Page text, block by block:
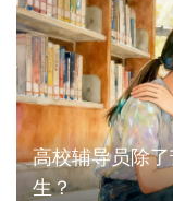
高校辅导员除
生？